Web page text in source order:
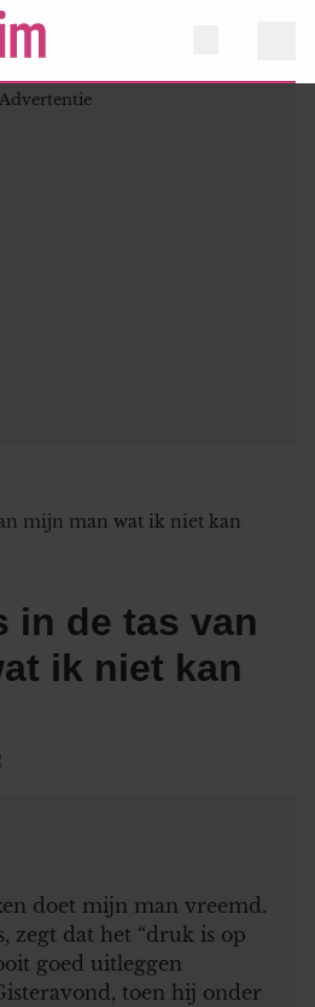
mijn man wat ik niet kan
in de tas van
ik niet kan
doet mijn man vreemd.
zegt dat het “druk is op
goed uitleggen
toen hij onder